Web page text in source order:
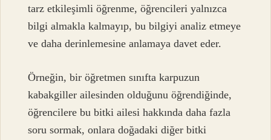
tarz etkileşimli öğrenme, öğrencileri yalnızca
bilgi almakla kalmayıp, bu bilgiyi analiz etmeye
ve daha derinlemesine anlamaya davet eder.
Örneğin, bir öğretmen sınıfta karpuzun
kabakgiller ailesinden olduğunu öğrendiğinde,
öğrencilere bu bitki ailesi hakkında daha fazla
soru sormak, onlara doğadaki diğer bitki